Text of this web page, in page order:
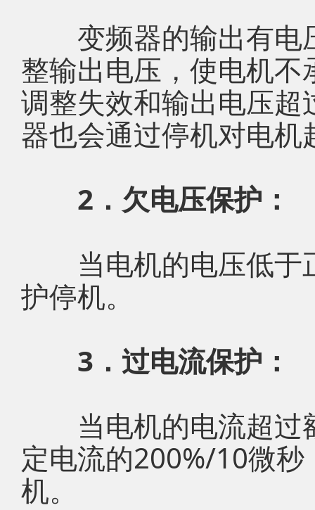
变频器的输出有电
整输出电压，使电机
调整失效和输出电压
器也会通过停机对电机
2．欠电压保护：
当电机的电压低于
护停机。
3．过电流保护：
当电机的电流超过
定电流的200%/10微
机。